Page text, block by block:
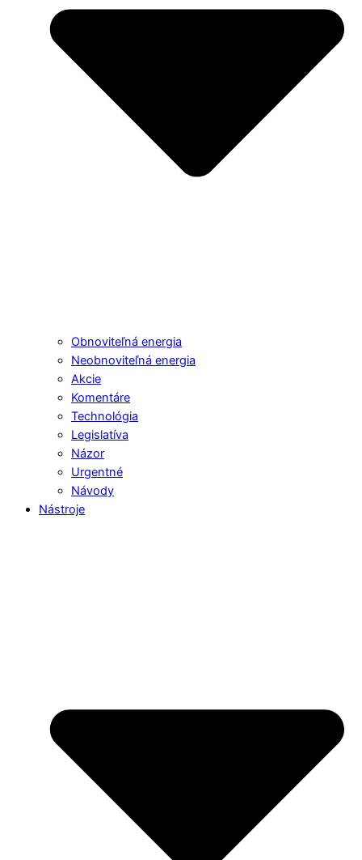
Obnoviteľná energia
Neobnoviteľná energia
Akcie
Komentáre
Technológia
Legislatíva
Názor
Urgentné
Návody
Nástroje